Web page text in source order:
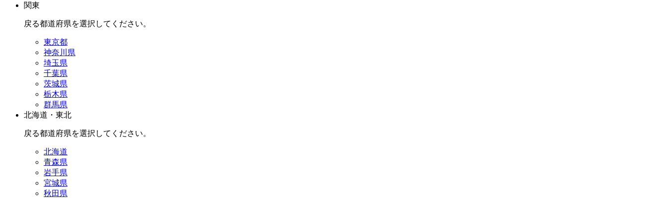
関東
戻る都道府県を選択してください。
東京都
神奈川県
埼玉県
千葉県
茨城県
栃木県
群馬県
北海道・東北
戻る都道府県を選択してください。
北海道
青森県
岩手県
宮城県
秋田県